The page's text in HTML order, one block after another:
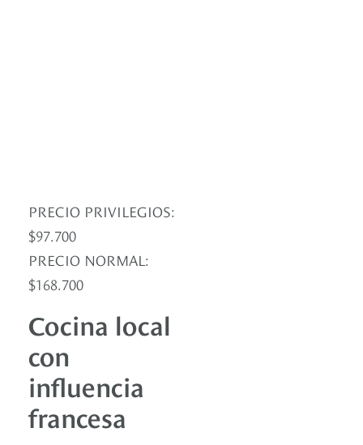
PRECIO PRIVILEGIOS:
$97.700
PRECIO NORMAL:
$168.700
Cocina local
con
influencia
francesa